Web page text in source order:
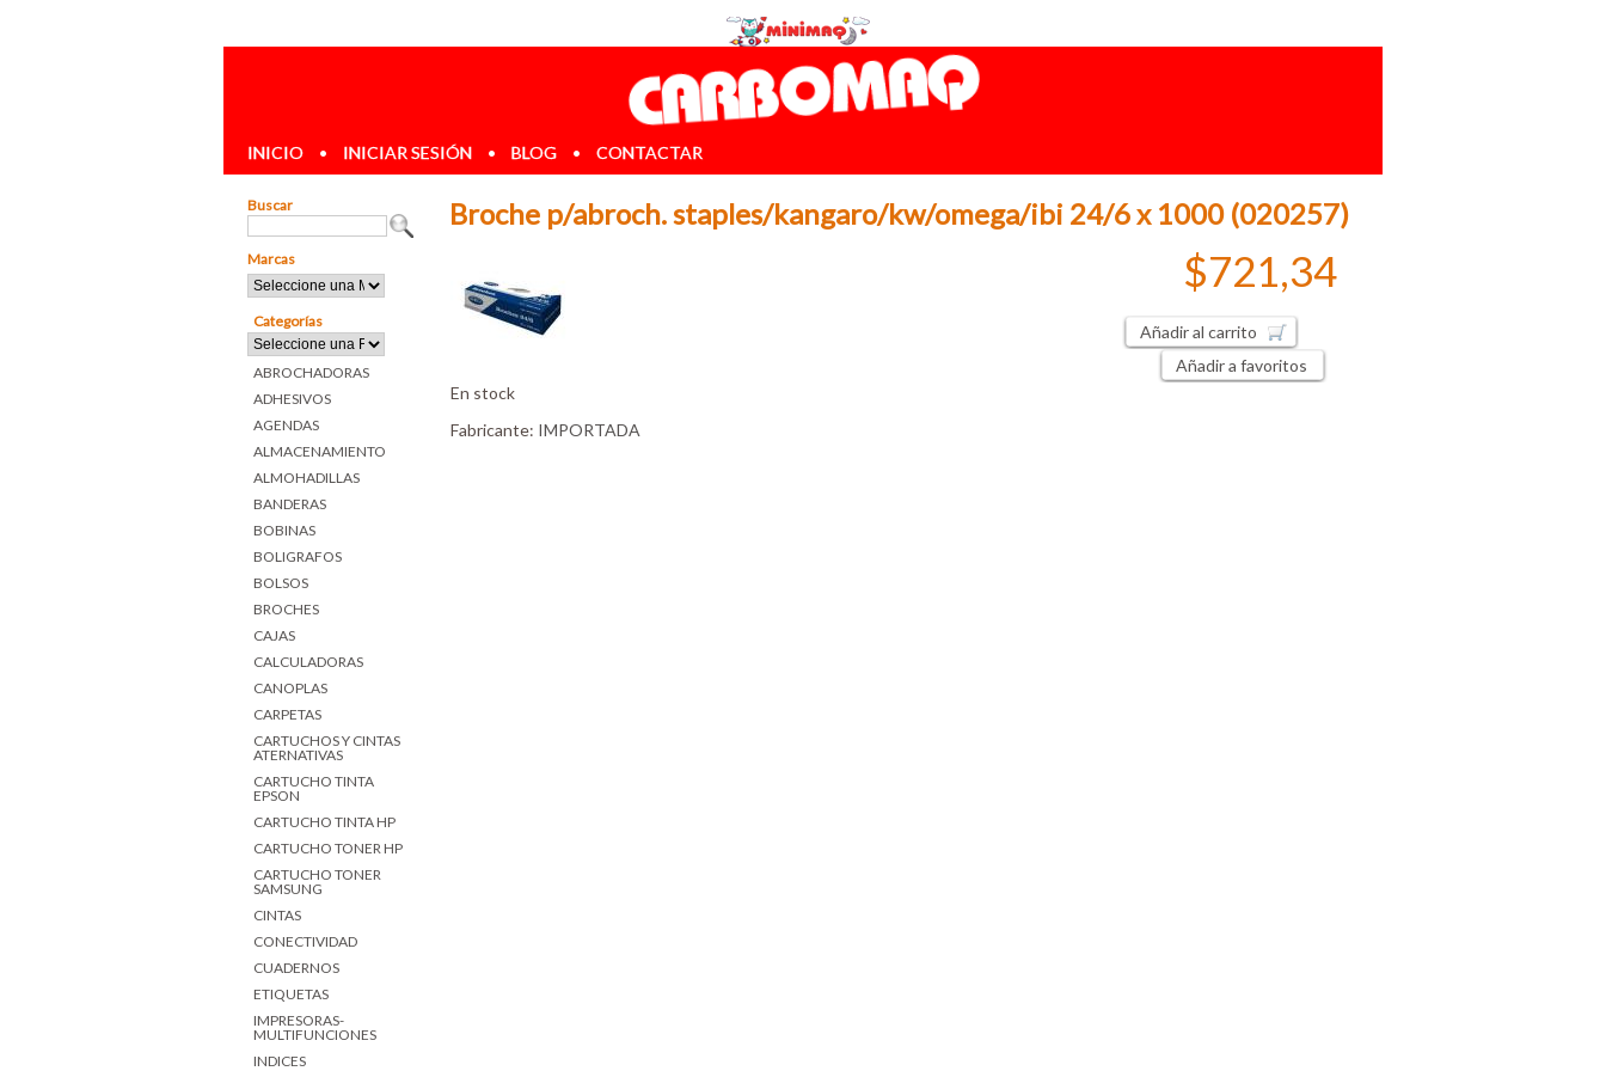
INICIO • INICIAR SESIÓN • BLOG • CONTACTAR
Buscar
Marcas
Categorías
ABROCHADORAS
ADHESIVOS
AGENDAS
ALMACENAMIENTO
ALMOHADILLAS
BANDERAS
BOBINAS
BOLIGRAFOS
BOLSOS
BROCHES
CAJAS
CALCULADORAS
CANOPLAS
CARPETAS
CARTUCHOS Y CINTAS
ATERNATIVAS
CARTUCHO TINTA
EPSON
CARTUCHO TINTA HP
CARTUCHO TONER HP
CARTUCHO TONER
SAMSUNG
CINTAS
CONECTIVIDAD
CUADERNOS
ETIQUETAS
IMPRESORAS-
MULTIFUNCIONES
INDICES
Broche p/abroch. staples/kangaro/kw/omega/ibi 24/6 x 1000 (020257)
$721,34
Añadir al carrito
Añadir a favoritos
En stock
Fabricante: IMPORTADA